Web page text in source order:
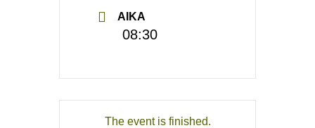
AIKA
08:30
The event is finished.